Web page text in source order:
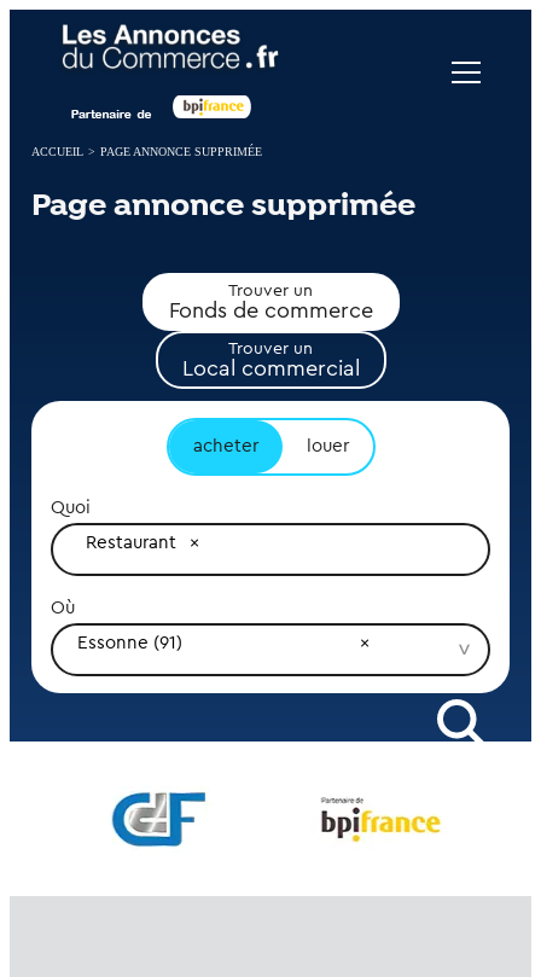
ACCUEIL > PAGE ANNONCE SUPPRIMÉE
Page annonce supprimée
Trouver un
Fonds de commerce
Trouver un
Local commercial
acheter louer
Quoi
Restaurant
Où
Essonne (91)
Panneau de gestion des cookies